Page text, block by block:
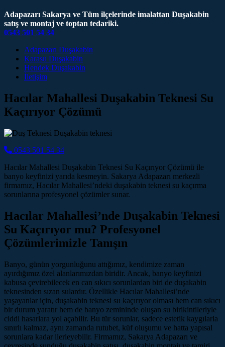
Adapazarı Sakarya ve Tüm ilçelerinde imalattan Duşakabin
satış ve montaj ve toptan tedariki.
0543 501 54 34
Main Navigation
Adapazarı Duşakabin
Karasu Duşakabin
Hendek Duşakabin
İletişim
Hacılar Mahallesi Duşakabin Teknesi Su
Kaçırıyor Çözümü
0543 501 54 34
Hacılar Mahallesi Duşakabin Teknesi Su Kaçırıyor Çözümü ile
banyo keyfinizi yarıda kesmeyin. Sakarya Adapazarı merkezli
firmamız, Hacılar Mahallesi’ndeki duşakabin teknesi su kaçırma
sorunlarına profesyonel çözümler sunar.
Hacılar Mahallesi’nde Duşakabin Teknesi
Su Kaçırıyor mu? Profesyonel
Çözümlerimizle Tanışın
Banyo, günün yorgunluğunu attığımız, kendimize zaman
ayırdığımız özel alanlarımızdan biridir. Ancak, banyo keyfinizi
kabusa çevirebilecek en can sıkıcı sorunlardan biri de duşakabin
teknesinden sızan sulardır. Özellikle Hacılar Mahallesi’nde
yaşayanlar için, duşakabin teknesi su kaçırıyor olması hem can sıkıcı
bir durum yaratır hem de banyo zemininde oluşan su birikintileriyle
ciddi hasarlara yol açabilir. Bu tür sorunlar, sadece estetik kaygılarla
sınırlı kalmaz, aynı zamanda rutubet, küf oluşumu ve hatta yapısal
sorunlara kadar ilerleyebilir. Firmamız, Sakarya Adapazarı ve